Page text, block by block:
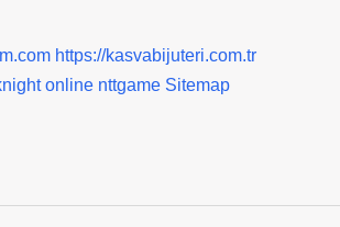
https://kasvabijuteri.com.tr
online nttgame Sitemap